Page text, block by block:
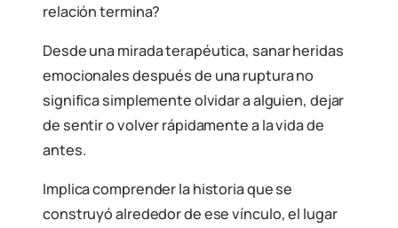
relación termina?
Desde una mirada terapéutica, sanar heridas
emocionales después de una ruptura no
significa simplemente olvidar a alguien, dejar
de sentir o volver rápidamente a la vida de
antes.
Implica comprender la historia que se
construyó alrededor de ese vínculo, el lugar